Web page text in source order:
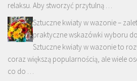
relaksu. Aby stworzyć przytulną …
Sztuczne kwiaty w wazonie –
praktyczne wskazówki wyboru
Sztuczne kwiaty w wazonie to
coraz większą popularnością, ale wiele
co do …